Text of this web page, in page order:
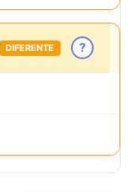
DIFERENTE ?